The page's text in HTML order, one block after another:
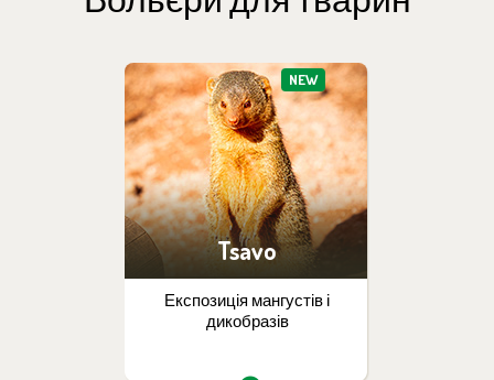
NEW
Tsavo
Експозиція мангустів і
дикобразів